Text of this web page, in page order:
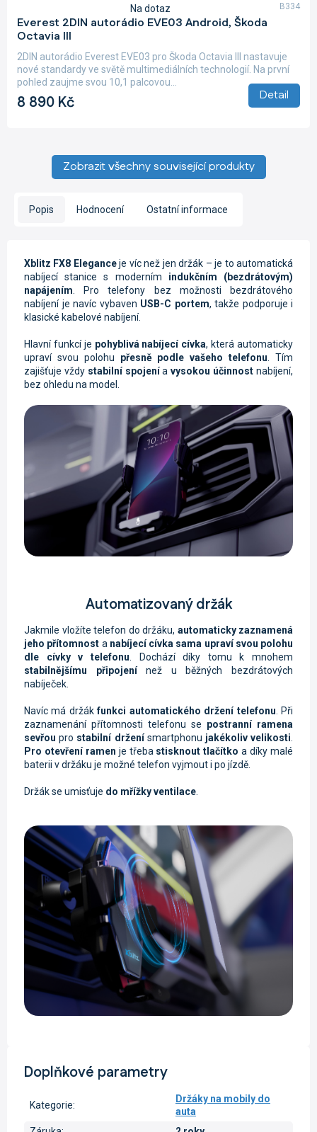
Everest 2DIN autorádio EVE03 Android, Škoda
Octavia III
hodnocení
produktu
je
5,0
z
5
hvězdiček.
Na dotaz
8 890 Kč Detail
2DIN autorádio Everest EVE03 pro Škoda Octavia III nastavuje
nové standardy ve světě multimediálních technologií. Na první
pohled zaujme svou 10,1 palcovou...
B334
Zobrazit všechny související produkty
Popis Hodnocení Ostatní informace
Xblitz FX8 Eleganceje víc než jen držák – je to automatická
nabíjecí stanice s moderním indukčním (bezdrátovým)
napájením . Pro telefony bez možnosti bezdrátového
nabíjení je navíc vybaven USB-C portem, takže podporuje i
klasické kabelové nabíjení.
Hlavní funkcí je pohyblivá nabíjecí cívka, která automaticky
upraví svou polohu přesně podle vašeho telefonu . Tím
zajišťuje vždy stabilní spojeníavysokou účinnost nabíjení,
bez ohledu na model.
Automatizovaný držák
Jakmile vložíte telefon do držáku, automaticky zaznamená
jeho přítomnost a nabíjecí cívka sama upraví svou polohu
dle cívky v telefonu. Dochází díky tomu k mnohem
stabilnějšímu připojenínež u běžných bezdrátových
nabíječek.
Navíc má držákfunkci automatického držení telefonu. Při
zaznamenání přítomnosti telefonu se postranní ramena
sevřoupro stabilní drženísmartphonu jakékoliv velikosti.
Pro otevření ramen je třebastisknout tlačítko a díky malé
baterii v držáku je možné telefon vyjmout i po jízdě.
Držák se umisťuje do mřížky ventilace.
Doplňkové parametry
Kategorie:
Držáky na mobily do
auta